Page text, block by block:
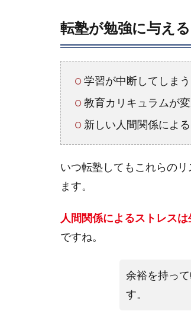
転塾が勉強に与え
学習が中断してしまう
教育カリキュラムが
新しい人間関係によ
いつ転塾してもこれらの
ます。
人間関係によるストレス
ですね。
余裕を持っ
す。